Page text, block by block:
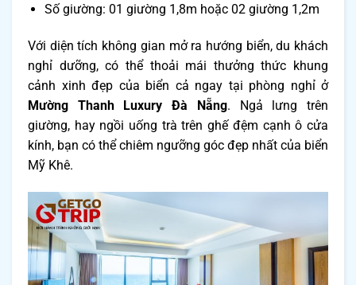
Số giường: 01 giường 1,8m hoặc 02 giường 1,2m
Với diện tích không gian mở ra hướng biển, du khách
nghỉ dưỡng, có thể thoải mái thưởng thức khung
cảnh xinh đẹp của biển cả ngay tại phòng nghỉ ở
Mường Thanh Luxury Đà Nẵng. Ngả lưng trên
giường, hay ngồi uống trà trên ghế đệm cạnh ô cửa
kính, bạn có thể chiêm ngưỡng góc đẹp nhất của biển
Mỹ Khê.